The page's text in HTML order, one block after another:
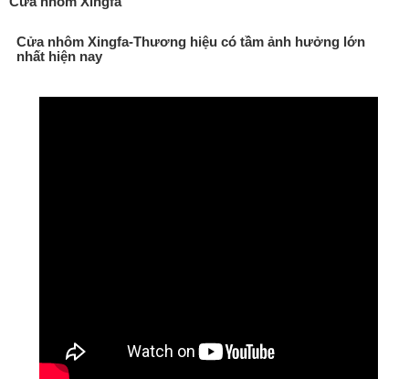
Cửa nhôm Xingfa-Thương hiệu có tầm ảnh hưởng lớn
nhất hiện nay